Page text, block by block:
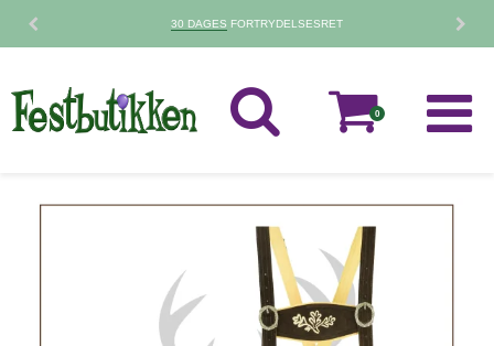
30 DAGES FORTRYDELSESRET
0